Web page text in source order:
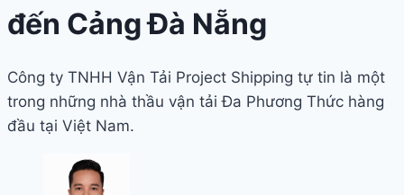
đến Cảng Đà Nẵng
Công ty TNHH Vận Tải Project Shipping tự tin là một
trong những nhà thầu vận tải Đa Phương Thức hàng
đầu tại Việt Nam.